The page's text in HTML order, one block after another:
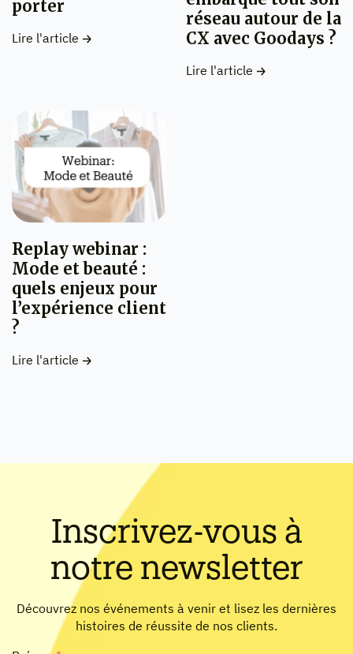
porter
Lire l'article
réseau autour de la
CX avec Goodays ?
Lire l'article
Replay webinar :
Mode et beauté :
quels enjeux pour
l’expérience client
?
Lire l'article
Inscrivez-vous à
notre newsletter
Découvrez nos événements à venir et lisez les dernières
histoires de réussite de nos clients.